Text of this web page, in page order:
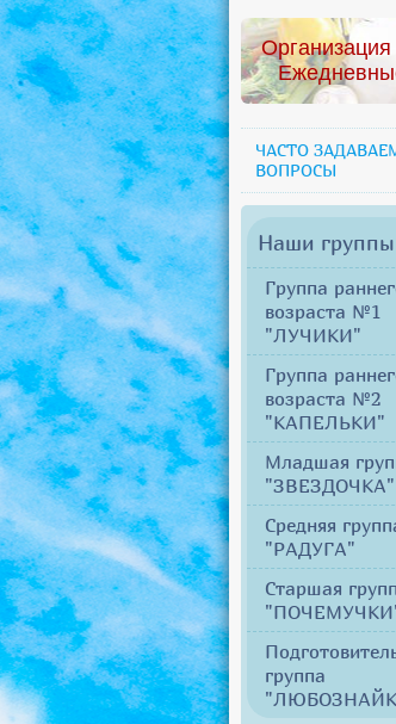
Организация
ЧАСТО
ВОПРОСЫ
Наши группы
Группа
возраста №1
"ЛУЧИКИ"
Группа
возраста №2
"КАПЕЛЬКИ"
Младшая
"ЗВЕЗДОЧКА"
Средняя
"РАДУГА"
Старшая
группа